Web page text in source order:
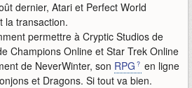
dernier, Atari et Perfect World
la transaction.
permettre à Cryptic Studios de
Champions Online et Star Trek Online
de NeverWinter, son RPG
en ligne
et Dragons. Si tout va bien.